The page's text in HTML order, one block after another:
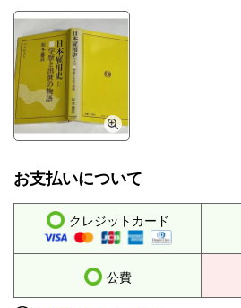
お支払いについて
クレジットカード
公費